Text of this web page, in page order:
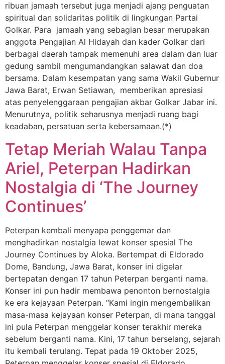
ribuan jamaah tersebut juga menjadi ajang penguatan
spiritual dan solidaritas politik di lingkungan Partai
Golkar. Para jamaah yang sebagian besar merupakan
anggota Pengajian Al Hidayah dan kader Golkar dari
berbagai daerah tampak memenuhi area dalam dan luar
gedung sambil mengumandangkan salawat dan doa
bersama. Dalam kesempatan yang sama Wakil Gubernur
Jawa Barat, Erwan Setiawan, memberikan apresiasi
atas penyelenggaraan pengajian akbar Golkar Jabar ini.
Menurutnya, politik seharusnya menjadi ruang bagi
keadaban, persatuan serta kebersamaan.(*)
Tetap Meriah Walau Tanpa
Ariel, Peterpan Hadirkan
Nostalgia di ‘The Journey
Continues’
Peterpan kembali menyapa penggemar dan
menghadirkan nostalgia lewat konser spesial The
Journey Continues by Aloka. Bertempat di Eldorado
Dome, Bandung, Jawa Barat, konser ini digelar
bertepatan dengan 17 tahun Peterpan berganti nama.
Konser ini pun hadir membawa penonton bernostalgia
ke era kejayaan Peterpan. “Kami ingin mengembalikan
masa-masa kejayaan konser Peterpan, di mana tanggal
ini pula Peterpan menggelar konser terakhir mereka
sebelum berganti nama. Kini, 17 tahun berselang, sejarah
itu kembali terulang. Tepat pada 19 Oktober 2025,